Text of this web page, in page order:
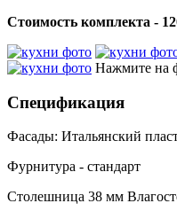
Стоимость комплекта -
Нажмите на
Спецификация
Фасады: Итальянский
Фурнитура - стандарт
Столешница 38 мм